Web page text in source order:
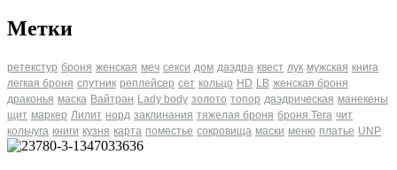
Метки
ретекстур броня женская меч секси дом даэдра квест лук мужская книга
легкая броня спутник реплейсер сет кольцо HD LB женская броня
драконья маска Вайтран Lady body золото топор даэдрическая манекены
щит маркер Лилит норд заклинания тяжелая броня броня Tera чит
кольчуга книги кузня карта поместье сокровища маски меню платье UNP